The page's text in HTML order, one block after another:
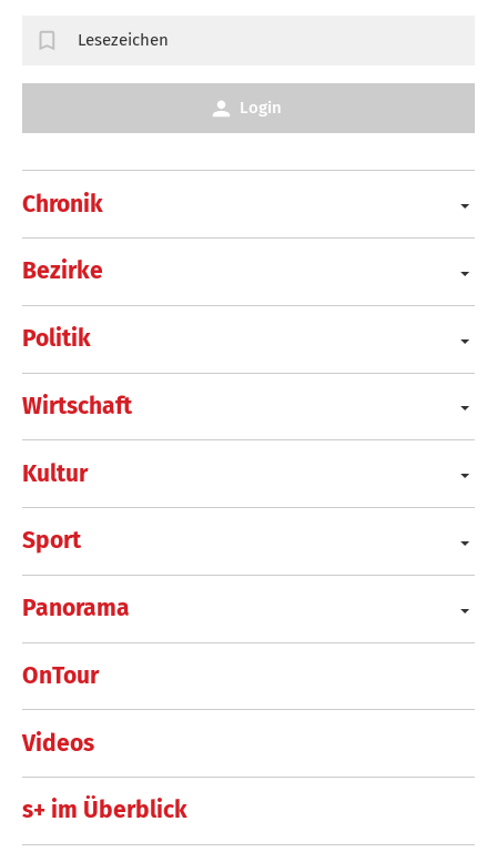
Chronik
Bezirke
Politik
Wirtschaft
Kultur
Sport
Panorama
OnTour
Videos
s+ im Überblick
Lesezeichen
Login